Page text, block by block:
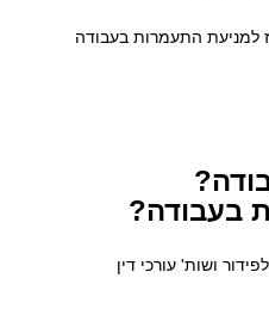
למניעת התעמרות בעבודה
בעבודה?
ושות' עורכי דין